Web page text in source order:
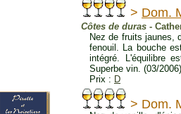
> Dom.
Côtes de duras -
Nez de fruits jaunes,
fenouil. La bouche
intégré. L'équilibre
Superbe vin. (03/2006)
Prix : D
> Dom.